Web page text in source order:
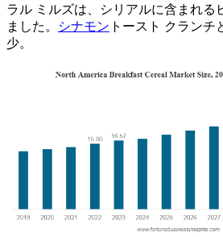
ラル ミルズは、シリアルに含まれる
ました。
シナモン トースト クランチ
少。